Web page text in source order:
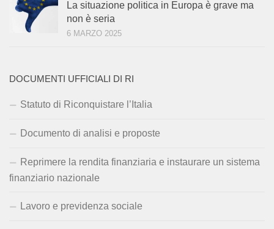
La situazione politica in Europa è grave ma
non è seria
6 MARZO 2025
DOCUMENTI UFFICIALI DI RI
Statuto di Riconquistare l’Italia
Documento di analisi e proposte
Reprimere la rendita finanziaria e instaurare un sistema
finanziario nazionale
Lavoro e previdenza sociale